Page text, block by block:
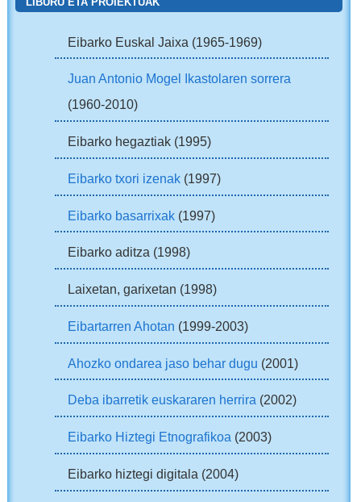
Eibarko Euskal Jaixa (1965-1969)
Juan Antonio Mogel Ikastolaren sorrera
(1960-2010)
Eibarko hegaztiak (1995)
Eibarko txori izenak(1997)
Eibarko basarrixak(1997)
Eibarko aditza (1998)
Laixetan, garixetan (1998)
Eibartarren Ahotan (1999-2003)
Ahozko ondarea jaso behar dugu (2001)
Deba ibarretik euskararen herrira (2002)
Eibarko Hiztegi Etnografikoa (2003)
Eibarko hiztegi digitala (2004)